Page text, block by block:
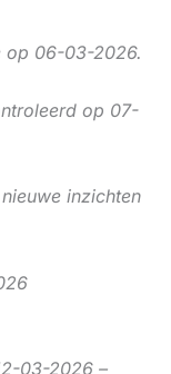
op 06-03-2026.
op 07-
inzichten
03-2026 –